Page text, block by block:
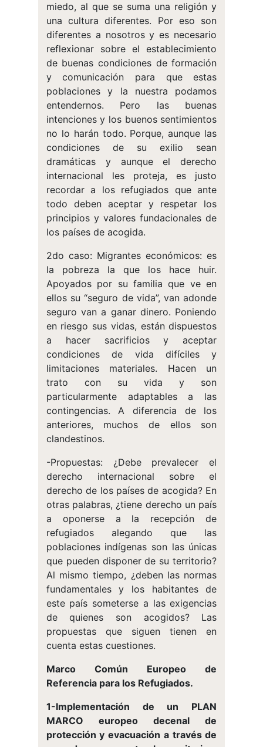
miedo, al que se suma una religión y
una cultura diferentes. Por eso son
diferentes a nosotros y es necesario
reflexionar sobre el establecimiento
de buenas condiciones de formación
y comunicación para que estas
poblaciones y la nuestra podamos
entendernos. Pero las buenas
intenciones y los buenos sentimientos
no lo harán todo. Porque, aunque las
condiciones de su exilio sean
dramáticas y aunque el derecho
internacional les proteja, es justo
recordar a los refugiados que ante
todo deben aceptar y respetar los
principios y valores fundacionales de
los países de acogida.
2do caso: Migrantes económicos: es
la pobreza la que los hace huir.
Apoyados por su familia que ve en
ellos su “seguro de vida”, van adonde
seguro van a ganar dinero. Poniendo
en riesgo sus vidas, están dispuestos
a hacer sacrificios y aceptar
condiciones de vida difíciles y
limitaciones materiales. Hacen un
trato con su vida y son
particularmente adaptables a las
contingencias. A diferencia de los
anteriores, muchos de ellos son
clandestinos.
-Propuestas: ¿Debe prevalecer el
derecho internacional sobre el
derecho de los países de acogida? En
otras palabras, ¿tiene derecho un país
a oponerse a la recepción de
refugiados alegando que las
poblaciones indígenas son las únicas
que pueden disponer de su territorio?
Al mismo tiempo, ¿deben las normas
fundamentales y los habitantes de
este país someterse a las exigencias
de quienes son acogidos? Las
propuestas que siguen tienen en
cuenta estas cuestiones.
Marco Común Europeo de
Referencia para los Refugiados.
1-Implementación de un PLAN
MARCO europeo decenal de
protección y evacuación a través de